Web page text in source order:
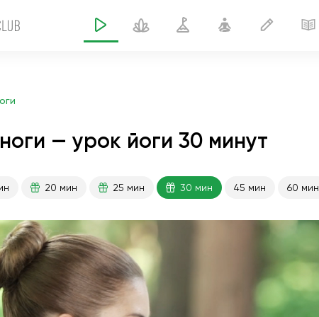
— урок йоги 30 минут
20 мин 25 мин 30 мин 45 мин 60 мин
полёт души
внутренний покой